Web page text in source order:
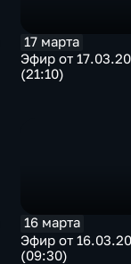
17 марта
Эфир от
(21:10)
16 марта
Эфир от
(09:30)